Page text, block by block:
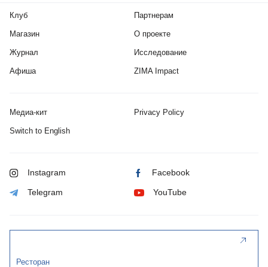
Клуб
Магазин
Журнал
Афиша
Партнерам
О проекте
Исследование
ZIMA Impact
Медиа-кит Privacy Policy
Switch to English
Instagram Facebook
Telegram YouTube
Ресторан